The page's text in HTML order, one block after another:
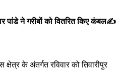
पांडे ने गरीबों को वितरित किए कंबल✍️
के अंतर्गत रविवार को तिवारीपुर